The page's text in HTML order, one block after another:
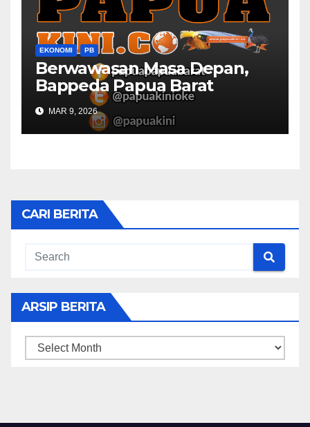
EKONOMI PB
Berwawasan Masa Depan,
Bappeda Papua Barat
Konsultasi Publik RKPD 2027
MAR 9, 2026
CARI BERITA
ARSIP BERITA
ARSIP